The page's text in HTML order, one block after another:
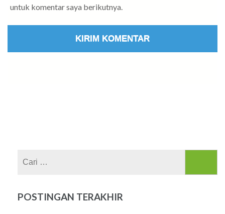
untuk komentar saya berikutnya.
POSTINGAN TERAKHIR